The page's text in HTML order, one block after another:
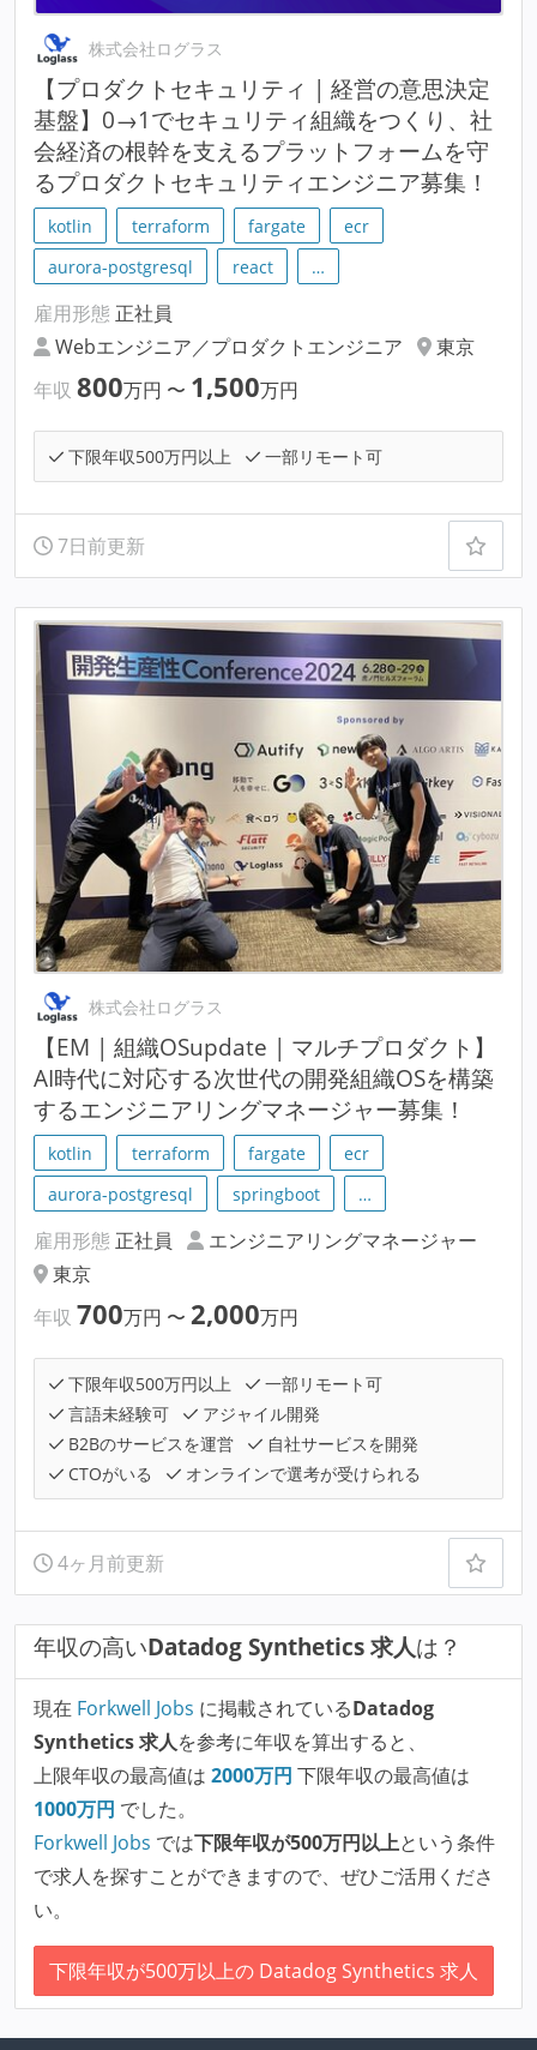
株式会社ログラス
【プロダクトセキュリティ | 経営の意思決定
基盤】0→1でセキュリティ組織をつくり、社
会経済の根幹を支えるプラットフォームを守
るプロダクトセキュリティエンジニア募集！
kotlin terraform fargate
ecr
aurora-postgresql
react …
雇用形態 正社員
Webエンジニア／プロダクトエンジニア
東京
年収 800万円 〜 1,500万円
下限年収500万円以上 一部リモート可
7日前更新
株式会社ログラス
【EM | 組織OSupdate | マルチプロダクト】
AI時代に対応する次世代の開発組織OSを構築
するエンジニアリングマネージャー募集！
kotlin terraform fargate
ecr
aurora-postgresql
springboot …
雇用形態 正社員
エンジニアリングマネージャー
東京
年収 700万円 〜 2,000万円
下限年収500万円以上
一部リモート可
言語未経験可
アジャイル開発
B2Bのサービスを運営
自社サービスを開発
CTOがいる
オンラインで選考が受けられる
4ヶ月前更新
年収の高いDatadog Synthetics 求人は？
現在 Forkwell Jobs に掲載されているDatadog
Synthetics 求人を参考に年収を算出すると、
上限年収の最高値は 2000万円 下限年収の最高値は
1000万円 でした。
Forkwell Jobs では下限年収が500万円以上という条件
で求人を探すことができますので、ぜひご活用くださ
い。
下限年収が500万以上の Datadog Synthetics 求人